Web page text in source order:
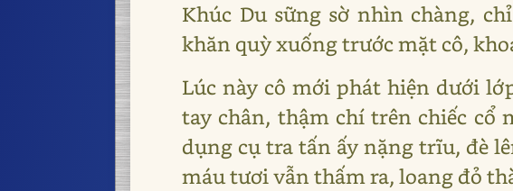
Khúc Du sững sờ nhìn chàng,
khăn quỳ xuống trước mặt cô,
Lúc này cô mới phát hiện dưới
tay chân, thậm chí trên chiếc cổ
dụng cụ tra tấn ấy nặng trĩu, đè
máu tươi vẫn thấm ra, loang đỏ